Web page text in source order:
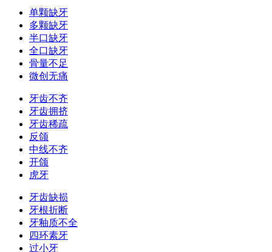
单颗缺牙
多颗缺牙
半口缺牙
全口缺牙
骨量不足
微创无痛
牙齿不齐
牙齿拥挤
牙齿稀疏
反颌
中线不齐
开颌
虎牙
牙齿缺损
牙根折断
牙釉质不全
四环素牙
过小牙